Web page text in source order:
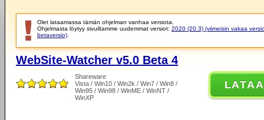
Olet lataamassa tämän ohjelman vanhaa versiota.
Ohjelmasta löytyy sivuiltamme uudemmat versiot: 2020 (20.3) (viimeisin vakaa
betaversio)
WebSite-Watcher v5.0 Beta 4
Shareware
Vista / Win10 / Win2k / Win7 / Win8 /
Win95 / Win98 / WinME / WinNT /
WinXP
LATAA